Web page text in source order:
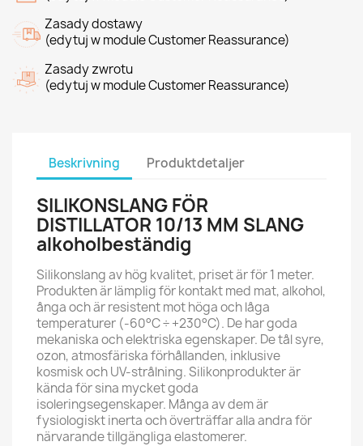
Zasady dostawy
(edytuj w module Customer Reassurance)
Zasady zwrotu
(edytuj w module Customer Reassurance)
Beskrivning Produktdetaljer
SILIKONSLANG FÖR
DISTILLATOR 10/13 MM SLANG
alkoholbeständig
Silikonslang av hög kvalitet, priset är för 1 meter.
Produkten är lämplig för kontakt med mat, alkohol,
ånga och är resistent mot höga och låga
temperaturer (-60°C ÷ +230°C). De har goda
mekaniska och elektriska egenskaper. De tål syre,
ozon, atmosfäriska förhållanden, inklusive
kosmisk och UV-strålning. Silikonprodukter är
kända för sina mycket goda
isoleringsegenskaper. Många av dem är
fysiologiskt inerta och överträffar alla andra för
närvarande tillgängliga elastomerer.